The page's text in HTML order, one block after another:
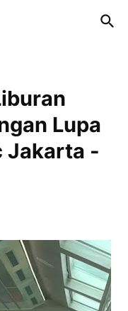
Lupa
Jakarta -